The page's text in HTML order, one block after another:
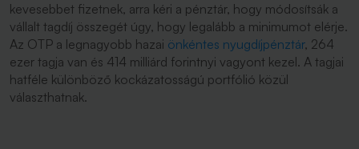
kevesebbet fizetnek, arra kéri a pénztár, hogy módosítsák a
vállalt tagdíj összegét úgy, hogy legalább a minimumot elérje.
Az OTP a legnagyobb hazai önkéntes nyugdíjpénztár, 264
ezer tagja van és 414 milliárd forintnyi vagyont kezel. A tagjai
hatféle különböző kockázatosságú portfólió közül
választhatnak.